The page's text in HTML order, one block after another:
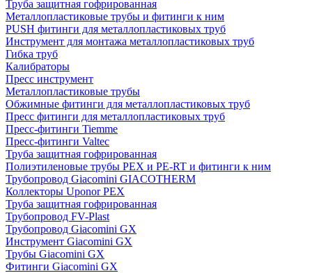
Труба защитная гофрированная
Металлопластиковые трубы и фитинги к ним
PUSH фитинги для металлопластиковых труб
Инструмент для монтажа металлопластиковых труб
Гибка труб
Калибраторы
Пресс инструмент
Металлопластиковые трубы
Обжимные фитинги для металлопластиковых труб
Пресс фитинги для металлопластиковых труб
Пресс-фитинги Tiemme
Пресс-фитинги Valtec
Труба защитная гофрированная
Полиэтиленовые трубы PEX и PE-RT и фитинги к ним
Трубопровод Giacomini GIACOTHERM
Коллекторы Uponor PEX
Труба защитная гофрированная
Трубопровод FV-Plast
Трубопровод Giacomini GX
Инструмент Giacomini GX
Трубы Giacomini GX
Фитинги Giacomini GX